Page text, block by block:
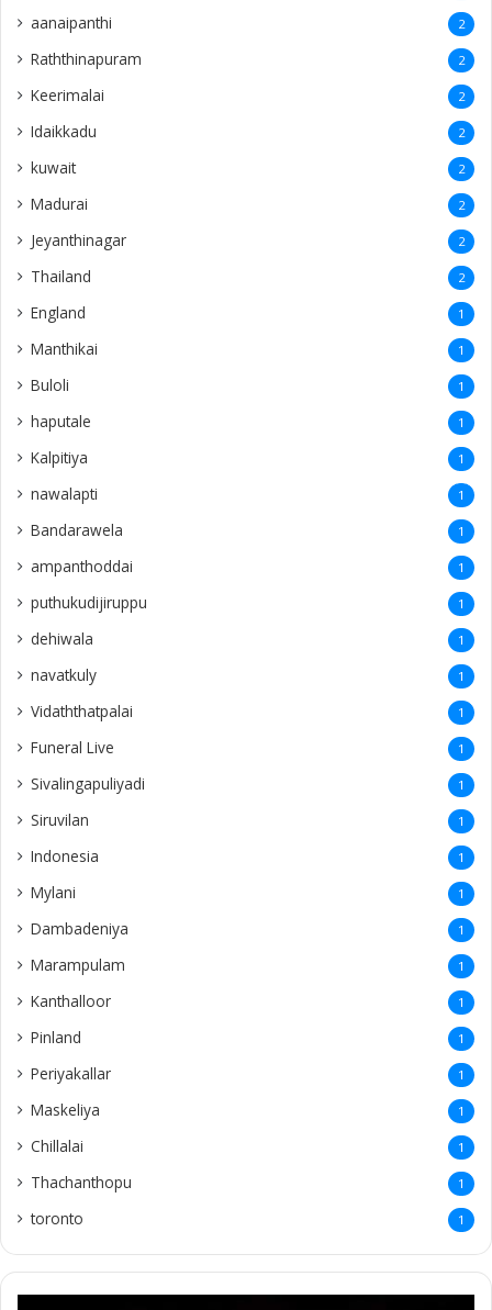
aanaipanthi 2
Raththinapuram 2
Keerimalai 2
Idaikkadu 2
kuwait 2
Madurai 2
Jeyanthinagar 2
Thailand 2
England 1
Manthikai 1
Buloli 1
haputale 1
Kalpitiya 1
nawalapti 1
Bandarawela 1
ampanthoddai 1
puthukudijiruppu 1
dehiwala 1
navatkuly 1
Vidaththatpalai 1
Funeral Live 1
Sivalingapuliyadi 1
Siruvilan 1
Indonesia 1
Mylani 1
Dambadeniya 1
Marampulam 1
Kanthalloor 1
Pinland 1
Periyakallar 1
Maskeliya 1
Chillalai 1
Thachanthopu 1
toronto 1